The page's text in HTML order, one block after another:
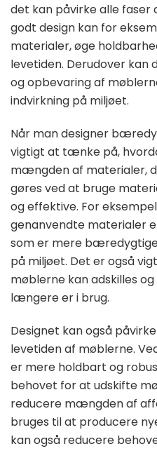
det kan påvirke alle faser
godt design kan for
materialer, øge
levetiden. Derudover
og opbevaring af
indvirkning på miljøet.
Når man designer
vigtigt at tænke på,
mængden af materialer,
gøres ved at bruge
og effektive. For
genanvendte materialer
som er mere
på miljøet. Det er også
møblerne kan adskilles
længere er i brug.
Designet kan også
levetiden af møblerne.
er mere holdbart og
behovet for at udskifte
reducere mængden af
bruges til at producere
kan også reducere